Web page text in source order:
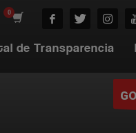
de Transparencia